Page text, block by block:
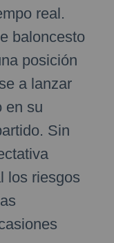
real.
baloncesto
posición
a lanzar
en su
Sin
los riesgos